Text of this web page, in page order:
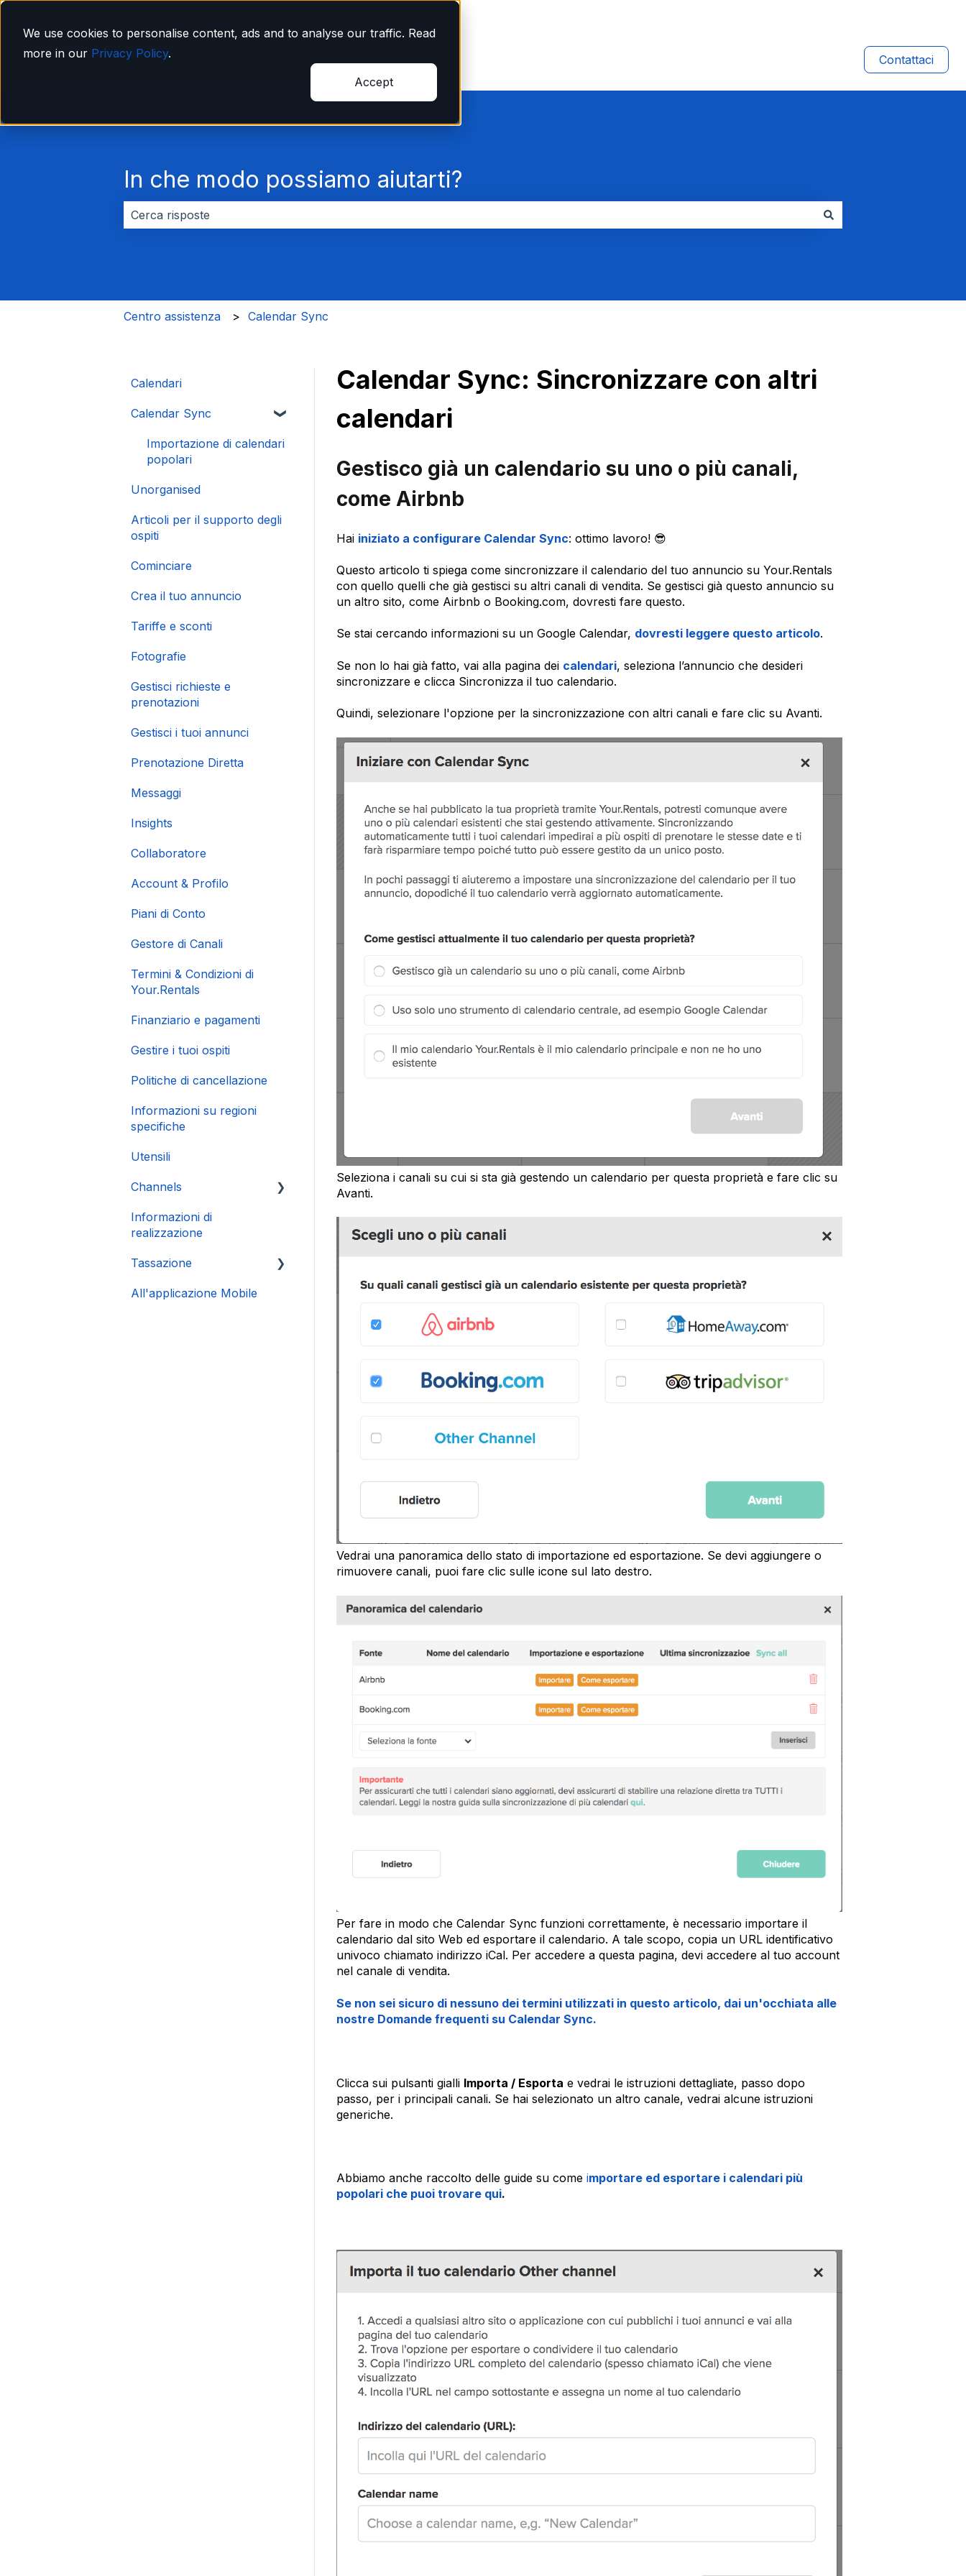
We use cookies to personalise content, ads and to analyse our traffic. Read
more in our Privacy Policy.
Accept
Contattaci
In che modo possiamo aiutarti?
Centro assistenza Calendar Sync
Calendar Sync: Sincronizzare con altri
calendari
Gestisco già un calendario su uno o più canali,
come Airbnb
Hai iniziato a configurare Calendar Sync: ottimo lavoro! 😎
Questo articolo ti spiega come sincronizzare il calendario del tuo annuncio su Your.Rentals
con quello quelli che già gestisci su altri canali di vendita. Se gestisci già questo annuncio su
un altro sito, come Airbnb o Booking.com, dovresti fare questo.
Se stai cercando informazioni su un Google Calendar, dovresti leggere questo articolo.
Se non lo hai già fatto, vai alla pagina dei calendari, seleziona l’annuncio che desideri
sincronizzare e clicca Sincronizza il tuo calendario.
Quindi, selezionare l'opzione per la sincronizzazione con altri canali e fare clic su Avanti.
Seleziona i canali su cui si sta già gestendo un calendario per questa proprietà e fare clic su
Avanti.
Vedrai una panoramica dello stato di importazione ed esportazione. Se devi aggiungere o
rimuovere canali, puoi fare clic sulle icone sul lato destro.
Per fare in modo che Calendar Sync funzioni correttamente, è necessario importare il
calendario dal sito Web ed esportare il calendario. A tale scopo, copia un URL identificativo
univoco chiamato indirizzo iCal. Per accedere a questa pagina, devi accedere al tuo account
nel canale di vendita.
Se non sei sicuro di nessuno dei termini utilizzati in questo articolo, dai un'occhiata alle
nostre Domande frequenti su Calendar Sync.
Clicca sui pulsanti gialli Importa / Esporta e vedrai le istruzioni dettagliate, passo dopo
passo, per i principali canali. Se hai selezionato un altro canale, vedrai alcune istruzioni
generiche.
Abbiamo anche raccolto delle guide su comeimportare ed esportare i calendari più
popolari che puoi trovare qui.
Calendari
Calendar Sync
Importazione di calendari
popolari
Unorganised
Articoli per il supporto degli
ospiti
Cominciare
Crea il tuo annuncio
Tariffe e sconti
Fotografie
Gestisci richieste e
prenotazioni
Gestisci i tuoi annunci
Prenotazione Diretta
Messaggi
Insights
Collaboratore
Account & Profilo
Piani di Conto
Gestore di Canali
Termini & Condizioni di
Your.Rentals
Finanziario e pagamenti
Gestire i tuoi ospiti
Politiche di cancellazione
Informazioni su regioni
specifiche
Utensili
Channels
Connessione Account
Informazioni di
realizzazione
Tassazione
DAC 7
All'applicazione Mobile